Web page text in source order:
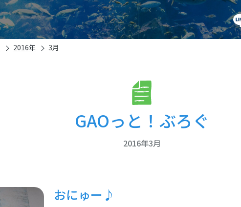
2016年 3月
GAOっと！ぶろぐ
2016年3月
おにゅー♪